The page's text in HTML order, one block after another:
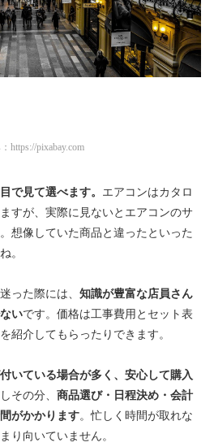
https://pixabay.com
で見て選べます。 エアコンはカタロ
すが、実際に見ないとエアコンのサ
想像していた商品と違ったといった
。
った際には、 知識が豊富な店員さん
いです。価格は工事費用とセット表
紹介してもらったりできます。
いている場合が多く、安心して購入
その分、 商品選び・日程決め・会計
がかかります。忙しく時間が取れな
り向いていません。